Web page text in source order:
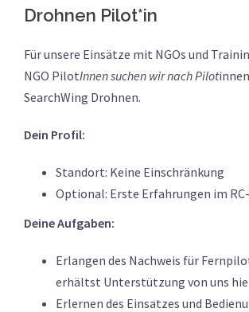
Drohnen Pilot*in
Für unsere Einsätze mit NGOs und
NGO PilotInnen suchen wir nach Pilot
SearchWing Drohnen.
Dein Profil:
Standort: Keine Einschränkung
Optional: Erste Erfahrungen im
Deine Aufgaben:
Erlangen des Nachweis für
erhältst Unterstützung von uns
Erlernen des Einsatzes und